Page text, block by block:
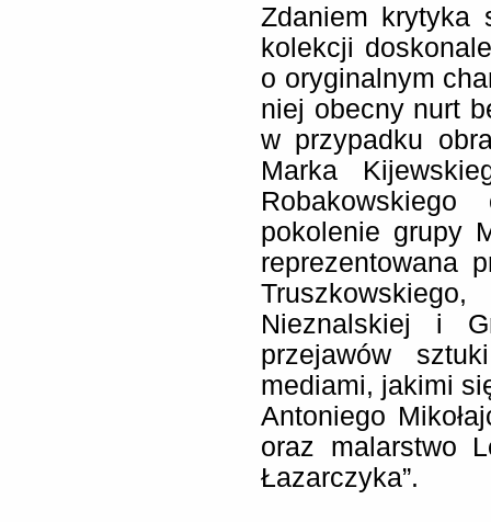
Zdaniem krytyka
kolekcji
o oryginalnym
niej obecny nurt
w przypadku
Marka
pokolenie grupy
reprezentowana
Nieznalskiej i
przejawów
mediami, jakimi
Antoniego
oraz malarstwo
Łazarczyka”.